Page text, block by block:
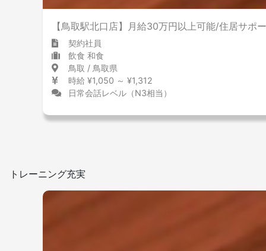
【鳥取駅北口店】月給30万円以上可能/住居サポ
契約社員
飲食 和食
鳥取 / 鳥取県
時給 ¥1,050 ～ ¥1,312
日常会話レベル（N3相当）
トレーニング充実